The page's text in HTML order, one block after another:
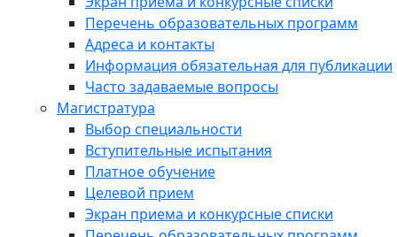
Перечень образовательных программ
Адреса и контакты
Информация обязательная для публикации
Часто задаваемые вопросы
Магистратура
Выбор специальности
Вступительные испытания
Платное обучение
Целевой прием
Экран приема и конкурсные списки